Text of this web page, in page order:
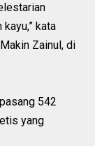
kata
Zainul, di
542
yang